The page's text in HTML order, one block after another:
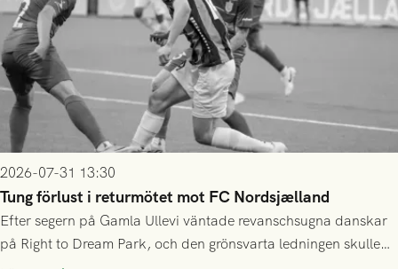
2026-07-31 13:30
Tung förlust i returmötet mot FC Nordsjælland
Efter segern på Gamla Ullevi väntade revanschsugna danskar
på Right to Dream Park, och den grönsvarta ledningen skulle